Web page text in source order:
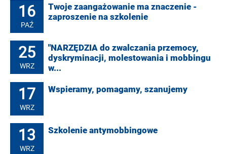
16
PAŹ
Twoje zaangażowanie ma znaczenie -
zaproszenie na szkolenie
25
WRZ
"NARZĘDZIA do zwalczania przemocy,
dyskryminacji, molestowania i mobbingu
w...
17
WRZ
Wspieramy, pomagamy, szanujemy
13
WRZ
Szkolenie antymobbingowe